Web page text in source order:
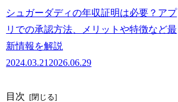
シュガーダディの年収証明は必要？アプ
リでの承認方法、メリットや特徴など最
新情報を解説
2024.03.21 2026.06.29
目次